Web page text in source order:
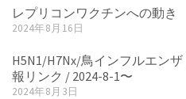
レプリコンワクチンへの動き
2024年8月16日
H5N1/H7Nx/鳥インフルエン
報リンク / 2024-8-1〜
2024年8月3日